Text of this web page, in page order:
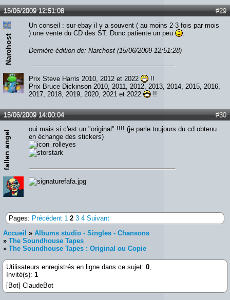
#29
15/06/2009 12:51:08
Narchost
Un conseil : sur ebay il y a souvent ( au moins 2-3 fois par mois
) une vente du CD des ST. Donc patiente un peu
Dernière édition de: Narchost (15/06/2009 12:51:28)
Prix Steve Harris 2010, 2012 et 2022
!!
Prix Bruce Dickinson 2010, 2011, 2012, 2013, 2014, 2015, 2016,
2017, 2018, 2019, 2020, 2021 et 2022
!!
#30
15/06/2009 14:00:04
fallen angel
oui mais si c'est un "original" !!!! (je parle toujours du cd obtenu
en échange des stickers)
Pages: Précédent 1 2 3 4 Suivant
Accueil » Albums studio - Singles - Chansons
» The Soundhouse Tapes
» The Soundhouse Tapes : Original ou Copie
Utilisateurs enregistrés en ligne dans ce sujet: 0,
Invité(s): 1
[Bot] ClaudeBot